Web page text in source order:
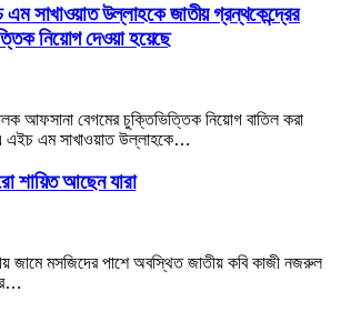
সাখাওয়াত উল্লাহকে জাতীয় গ্রন্থকেন্দ্রের
নিয়োগ দেওয়া হয়েছে
আফসানা বেগমের চুক্তিভিত্তিক নিয়োগ বাতিল করা
এইচ এম সাখাওয়াত উল্লাহকে…
শায়িত আছেন যারা
জামে মসজিদের পাশে অবস্থিত জাতীয় কবি কাজী নজরুল